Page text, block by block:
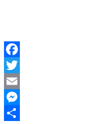
Facebook
Twitter
Email
Messenger